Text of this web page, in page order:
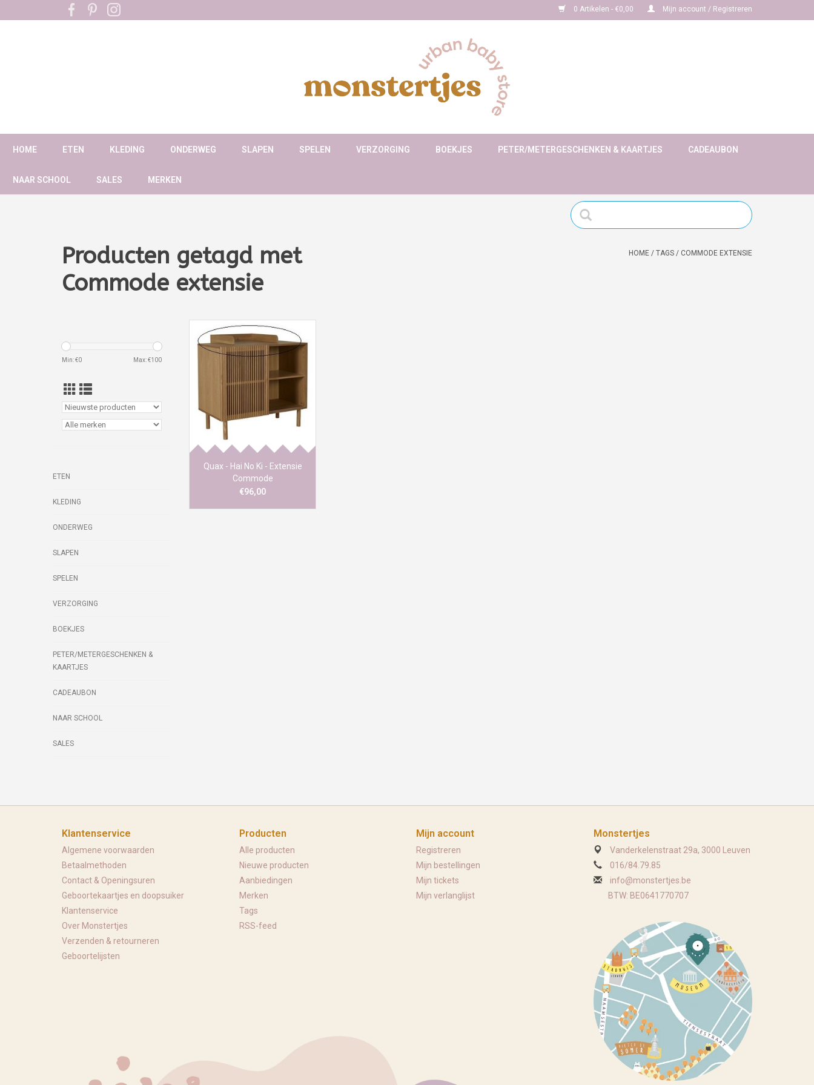
0 Artikelen - €0,00 Mijn account / Registreren
HOME ETEN KLEDING ONDERWEG SLAPEN SPELEN VERZORGING BOEKJES PETER/METERGESCHENKEN & KAARTJES CADEAUBON
NAAR SCHOOL SALES MERKEN
Producten getagd met
Commode extensie
HOME / TAGS / COMMODE EXTENSIE
Min: €0 Max: €100
ETEN
KLEDING
ONDERWEG
SLAPEN
SPELEN
VERZORGING
BOEKJES
PETER/METERGESCHENKEN &
KAARTJES
CADEAUBON
NAAR SCHOOL
SALES
De nieuwe meubelcollectie
2021 van het Belgische Quax is
Extensie : als luiertafel funcite
MDF gefineerd Ash wood.
Beschikbaar mei 2021
Afmetingen 55x68x8H
Quax - Hai No Ki - Extensie
Commode
€96,00
Klantenservice
Algemene voorwaarden
Betaalmethoden
Contact & Openingsuren
Geboortekaartjes en doopsuiker
Klantenservice
Over Monstertjes
Verzenden & retourneren
Geboortelijsten
Producten
Alle producten
Nieuwe producten
Aanbiedingen
Merken
Tags
RSS-feed
Mijn account
Registreren
Mijn bestellingen
Mijn tickets
Mijn verlanglijst
Monstertjes
Vanderkelenstraat 29a, 3000 Leuven
016/84.79.85
info@monstertjes.be
BTW: BE0641770707